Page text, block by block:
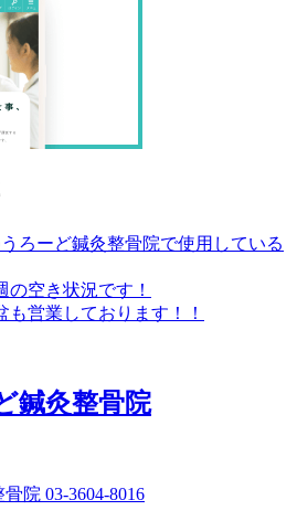
ろーど鍼灸整骨院で使用している
の空き状況です！
も営業しております！！